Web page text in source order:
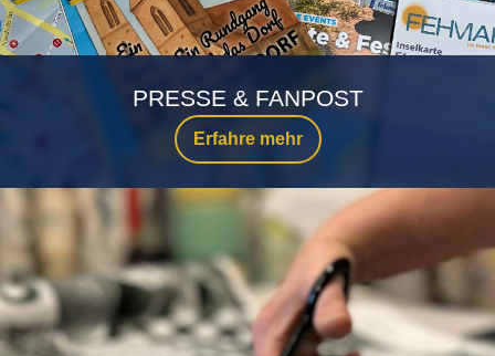
Erfahre mehr
PRESSE & FANPOST